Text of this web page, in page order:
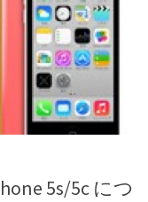
5s/5c につ